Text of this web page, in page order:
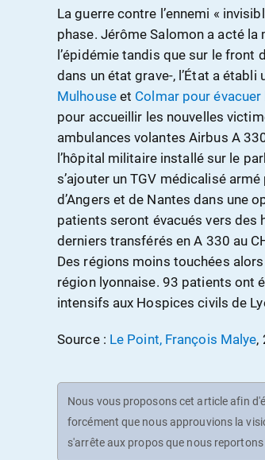
La guerre contre l’ennemi «
phase. Jérôme Salomon a acté
l’épidémie tandis que sur le
dans un état grave-, l’État a établi
Mulhouseet Colmar pour
pour accueillir les nouvelles
ambulances volantes Airbus A
l’hôpital militaire installé sur le
s’ajouter un TGV médicalisé
d’Angers et de Nantes dans une
patients seront évacués vers des
derniers transférés en A 330 au
Des régions moins touchées alors
région lyonnaise. 93 patients ont
intensifs aux Hospices civils de
Source : Le Point, François Malye,
Nous vous proposons cet article afin
forcément que nous approuvions la
s'arrête aux propos que nous reportons